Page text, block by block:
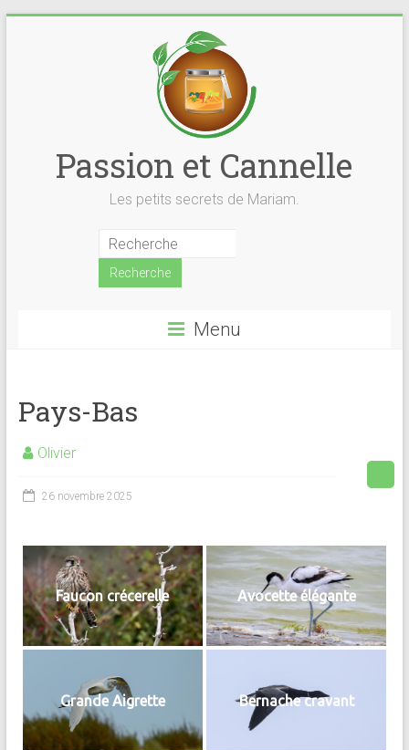
Passion et Cannelle
Les petits secrets de Mariam.
Menu
Pays-Bas
Olivier
26 novembre 2025
Faucon crécerelle Avocette élégante
Grande Aigrette Bernache cravant